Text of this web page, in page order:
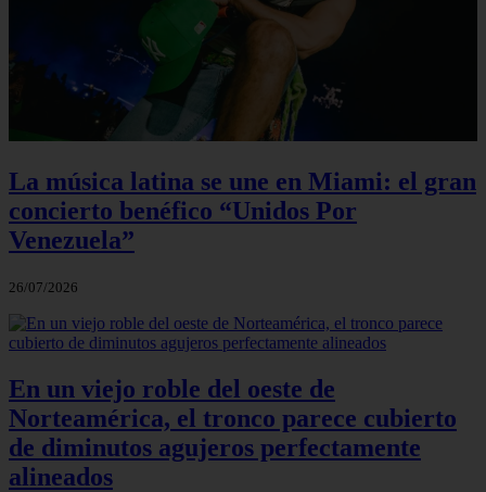
La música latina se une en Miami: el gran
concierto benéfico “Unidos Por
Venezuela”
26/07/2026
En un viejo roble del oeste de
Norteamérica, el tronco parece cubierto
de diminutos agujeros perfectamente
alineados